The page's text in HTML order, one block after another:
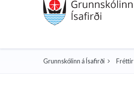
Grunnskólinn á Ísafirði Fréttir